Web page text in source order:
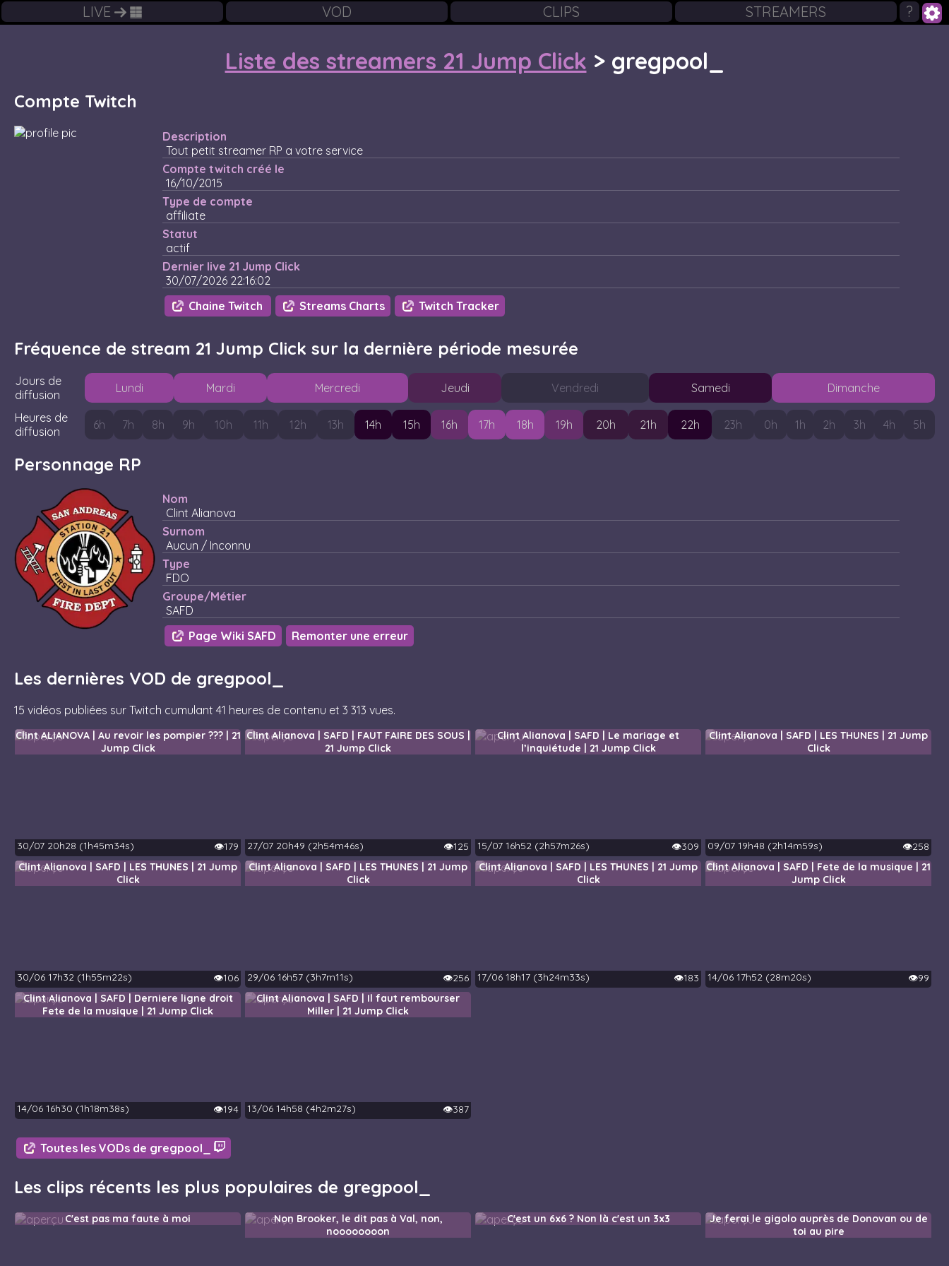
LIVE VOD CLIPS STREAMERS ?
Liste des streamers 21 Jump Click > gregpool_
Compte Twitch
Description
Tout petit streamer RP a votre service
Compte twitch créé le
16/10/2015
Type de compte
affiliate
Statut
actif
Dernier live 21 Jump Click
30/07/2026 22:16:02
Chaine Twitch
Streams Charts Twitch Tracker
Fréquence de stream 21 Jump Click sur la dernière période mesurée
Jours de
diffusion
L undi Mardi Mercredi Jeudi Vendredi Samedi Dimanche
Heures de
diffusion
6h 7h 8h 9h 10h 11h 12h 13h 14h 15h 16h 17h 18h 19h 20h 21h 22h 23h 0h 1h 2h 3h 4h 5h
Personnage RP
Nom
Clint Alianova
Surnom
Aucun / Inconnu
Type
FDO
Groupe/Métier
SAFD
Page Wiki SAFD
Remonter une erreur
Les dernières VOD de gregpool_
15 vidéos publiées sur Twitch cumulant 41 heures de contenu et 3 313 vues.
Clint ALIANOVA | Au revoir les pompier ??? | 21
Jump Click
30/07 20h28 (1h45m34s) 👁️179
Clint Alianova | SAFD | FAUT FAIRE DES SOUS |
21 Jump Click
27/07 20h49 (2h54m46s) 👁️125
Clint Alianova | SAFD | Le mariage et
l’inquiétude | 21 Jump Click
15/07 16h52 (2h57m26s) 👁️309
Clint Alianova | SAFD | LES THUNES | 21 Jump
Click
09/07 19h48 (2h14m59s)
👁️258
Clint Alianova | SAFD | LES THUNES | 21 Jump
Click
30/06 17h32 (1h55m22s) 👁️106
Clint Alianova | SAFD | LES THUNES | 21 Jump
Click
29/06 16h57 (3h7m11s) 👁️256
Clint Alianova | SAFD | LES THUNES | 21 Jump
Click
17/06 18h17 (3h24m33s) 👁️183
Clint Alianova | SAFD | Fete de la musique | 21
Jump Click
14/06 17h52 (28m20s)
👁️99
Clint Alianova | SAFD | Derniere ligne droit
Fete de la musique | 21 Jump Click
14/06 16h30 (1h18m38s) 👁️194
Clint Alianova | SAFD | Il faut rembourser
Miller | 21 Jump Click
13/06 14h58 (4h2m27s) 👁️387
Toutes les VODs de gregpool_
Les clips récents les plus populaires de gregpool_
C'est pas ma faute à moi
Non Brooker, le dit pas à Val, non,
noooooooon
C'est un 6x6 ? Non là c'est un 3x3
Je ferai le gigolo auprès de Donovan ou de
toi au pire